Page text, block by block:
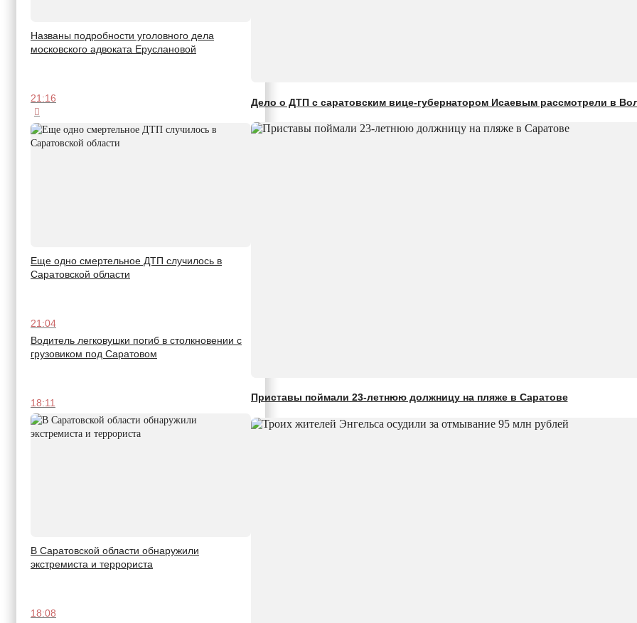
Названы подробности уголовного дела
московского адвоката Еруслановой
21:16
Еще одно смертельное ДТП случилось в
Саратовской области
21:04
Водитель легковушки погиб в столкновении с
грузовиком под Саратовом
18:11
В Саратовской области обнаружили
экстремиста и террориста
18:08
Дело о ДТП с саратовским вице-губернатором Исаевым рассмотрели в
Приставы поймали 23-летнюю должницу на пляже в Саратове